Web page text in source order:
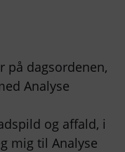
på dagsordenen,
Analyse
og affald, i
mig til Analyse